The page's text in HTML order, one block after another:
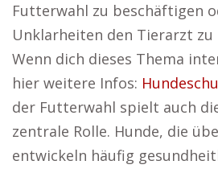
Futterwahl zu beschäftigen
Unklarheiten den Tierarzt
Wenn dich dieses Thema
hier weitere Infos:
der Futterwahl spielt auch
zentrale Rolle. Hunde, die
entwickeln häufig